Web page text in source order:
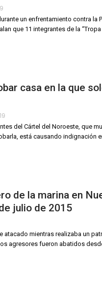
un enfrentamiento contra la
que 11 integrantes de la “Tropa
casa en la que
del Cártel del Noroeste, que
está causando indignación
de la marina en
julio de 2015
atacado mientras realizaba un
agresores fueron abatidos